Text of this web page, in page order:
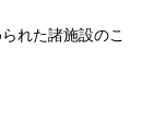
れた諸施設のこ